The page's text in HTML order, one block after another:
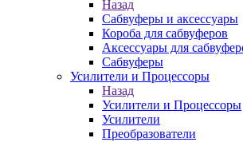
Назад
Сабвуферы и аксессуары
Короба для сабвуферов
Аксессуары для
Сабвуферы
Усилители и Процессоры
Назад
Усилители и Процессоры
Усилители
Преобразователи